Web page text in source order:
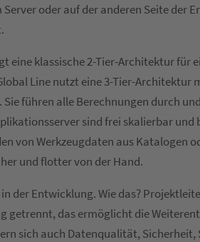
oder auf der anderen Seite der
eine klassische 2-Tier-Architektur
Line nutzt eine 3-Tier-Architektur
führen alle Berechnungen durch
sind frei skalierbar
von Werkzeugdaten aus Katalogen
und flotter von der Hand.
der Entwicklung. Wie das?
getrennt, das ermöglicht die
sich auch Datenqualität,